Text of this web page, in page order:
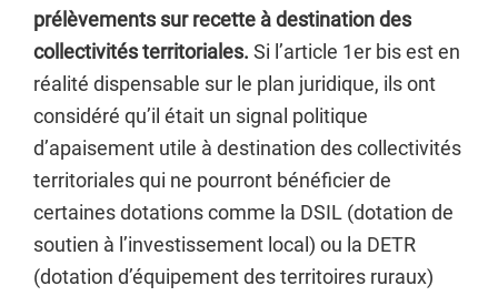
prélèvements sur recette à destination des
collectivités territoriales. Si l’article 1er bis est en
réalité dispensable sur le plan juridique, ils ont
considéré qu’il était un signal politique
d’apaisement utile à destination des collectivités
territoriales qui ne pourront bénéficier de
certaines dotations comme la DSIL (dotation de
soutien à l’investissement local) ou la DETR
(dotation d’équipement des territoires ruraux)